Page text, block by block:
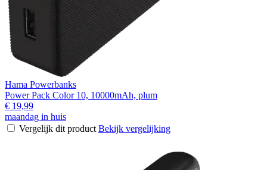
Hama Powerbanks
Power Pack Color 10, 10000mAh, plum
€ 19,99
maandag in huis
Vergelijk dit product Bekijk vergelijking